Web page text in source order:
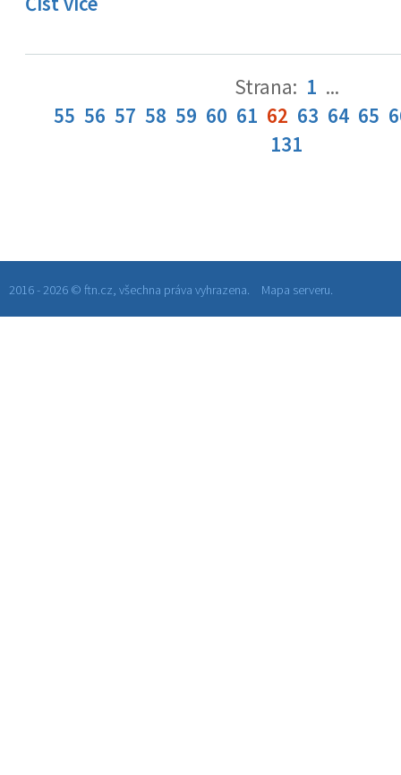
Strana: 1 ...
55 56 57 58 59 60 61 62 63 64 65
131
2016 - 2026 © ftn.cz, všechna práva vyhrazena. Mapa serveru.